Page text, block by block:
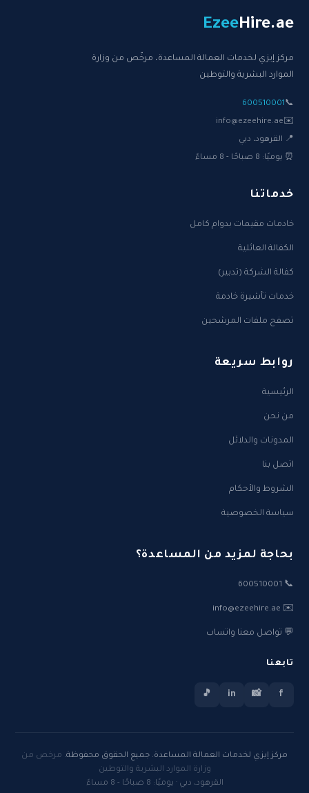
EzeeHire.ae
مركز إيزي لخدمات العمالة المساعدة، مرخّص من وزارة
الموارد البشرية والتوطين
📞
600510001
✉️
info@ezeehire.ae
📍 القرهود، دبي
⏰ يوميًا: 8 صباحًا - 8 مساءً
خدماتنا
خادمات مقيمات بدوام كامل
الكفالة العائلية
كفالة الشركة (تدبير)
خدمات تأشيرة خادمة
تصفح ملفات المرشحين
روابط سريعة
الرئيسية
من نحن
المدونات والدلائل
اتصل بنا
الشروط والأحكام
سياسة الخصوصية
بحاجة لمزيد من المساعدة؟
📞 600510001
✉️ info@ezeehire.ae
💬 تواصل معنا واتساب
تابعنا
f
📸
in
🎵
مركز إيزي لخدمات العمالة المساعدة. جميع الحقوق محفوظة. مرخص من
وزارة الموارد البشرية والتوطين
القرهود، دبي · يوميًا: 8 صباحًا - 8 مساءً